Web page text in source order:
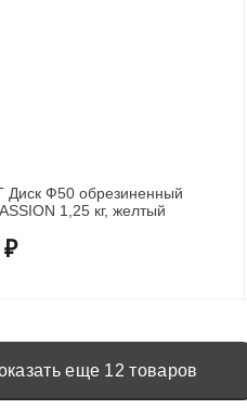
Диск Ф50 обрезиненный
цветной FASSION 1,25 кг, желтый
₽
еще 12 товаров